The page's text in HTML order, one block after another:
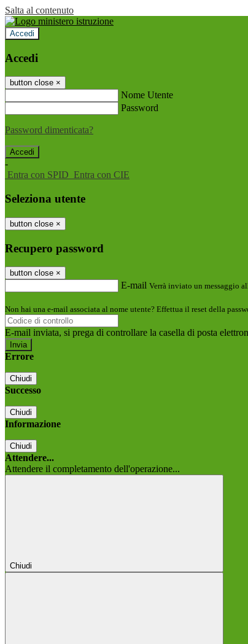
Salta al contenuto
Accedi
Accedi
button close ×
Nome Utente
Password
Password dimenticata?
-
Entra con SPID Entra con CIE
Seleziona utente
button close ×
Recupero password
button close ×
E-mail Verrà inviato un messaggio
Non hai una e-mail associata al nome utente? Effettua il reset della
E-mail inviata, si prega di controllare la casella di posta
Errore
Chiudi
Successo
Chiudi
Informazione
Chiudi
Attendere...
Attendere il completamento dell'operazione...
Chiudi